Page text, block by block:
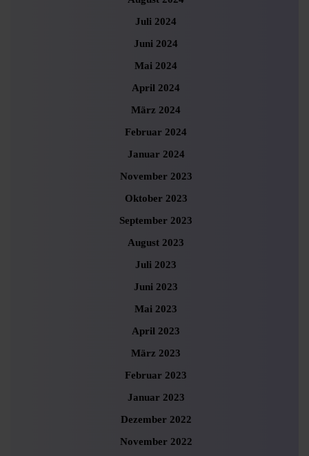
Juli 2024
Juni 2024
Mai 2024
April 2024
März 2024
Februar 2024
Januar 2024
November 2023
Oktober 2023
September 2023
August 2023
Juli 2023
Juni 2023
Mai 2023
April 2023
März 2023
Februar 2023
Januar 2023
Dezember 2022
November 2022